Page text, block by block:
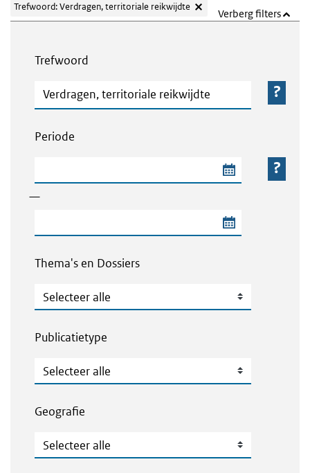
Trefwoord: Verdragen, territoriale reikwijdte
Verberg filters
Trefwoord
Trefwoord
Periode
—
Thema's en Dossiers
Thema's en Dossiers
Publicatietype
Publicatietype
Geografie
Geografie